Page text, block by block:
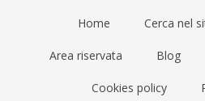
Home Cerca nel
Area riservata Blog
Cookies policy